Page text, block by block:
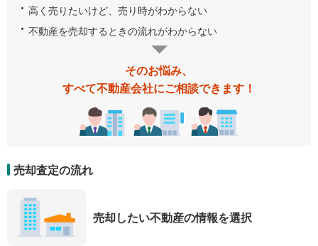
高く売りたいけど、売り時がわからない
不動産を売却するときの流れがわからない
そのお悩み、
すべて不動産会社にご相談できます！
売却査定の流れ
売却したい不動産の情報を選択